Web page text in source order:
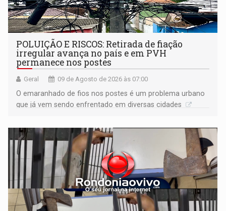
POLUIÇÃO E RISCOS: Retirada de fiação
irregular avança no país e em PVH
permanece nos postes
Geral 09 de Agosto de 2026 às 07:00
O emaranhado de fios nos postes é um problema urbano
que já vem sendo enfrentado em diversas cidades